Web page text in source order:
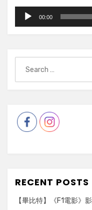
Audio
Player
00:00
for:
RECENT POSTS
【畢比特】《F1電影》